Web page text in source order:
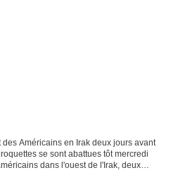
Américains en Irak deux jours avant
se sont abattues tôt mercredi
dans l'ouest de l'Irak, deux